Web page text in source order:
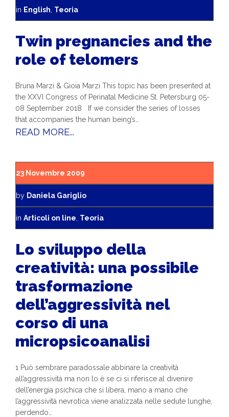
in English Teoria
Twin pregnancies and the
role of telomers
Bruna Marzi & Gioia Marzi This topic has been presented at
the XXVI Congress of Perinatal Medicine St. Petersburg 05-
08 September 2018 If we consider the series of losses
that accompanies the human being’s…
READ MORE...
23 Novembre 2009
by Daniela Gariglio
in Articoli on line Teoria
Lo sviluppo della
creatività: una possibile
trasformazione
dell’aggressività nel
corso di una
micropsicoanalisi
1 Può sembrare paradossale abbinare la creatività
all’aggressività ma non lo è se ci si riferisce al divenire
dell’energia psichica che si libera, mano a mano che
l’aggressività nevrotica viene analizzata nelle sedute lunghe,
perdendo…